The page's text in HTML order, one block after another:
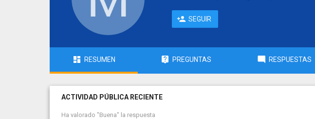
SEGUIR
RESUMEN PREGUNTAS RESPUESTAS
ACTIVIDAD PÚBLICA RECIENTE
Ha valorado "Buena" la respuesta